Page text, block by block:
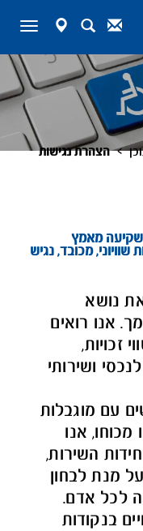
Togglemap-
marker
SearchContact
> הצהרת נגישות
מאמץ
מכובד, נגיש
נושא
אנו רואים
זכויות,
ושירותי
עם מוגבלות
מכוחו, אנו
השירות,
מנת לבחון
לכל אדם.
בנקודות